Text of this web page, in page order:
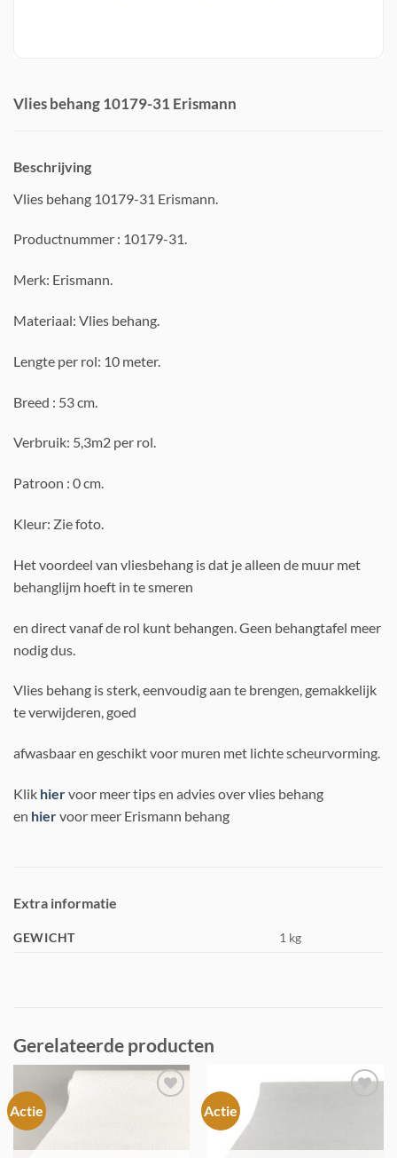
Vlies behang 10179-31 Erismann
Beschrijving
Vlies behang 10179-31 Erismann.
Productnummer : 10179-31.
Merk: Erismann.
Materiaal: Vlies behang.
Lengte per rol: 10 meter.
Breed : 53 cm.
Verbruik: 5,3m2 per rol.
Patroon : 0 cm.
Kleur: Zie foto.
Het voordeel van vliesbehang is dat je alleen de muur met
behanglijm hoeft in te smeren
en direct vanaf de rol kunt behangen. Geen behangtafel meer
nodig dus.
Vlies behang is sterk, eenvoudig aan te brengen, gemakkelijk
te verwijderen, goed
afwasbaar en geschikt voor muren met lichte scheurvorming.
Klik hiervoor meer tips en advies over vlies behang
en hiervoor meer Erismann behang
Extra informatie
GEWICHT 1 kg
Gerelateerde producten
Actie Actie